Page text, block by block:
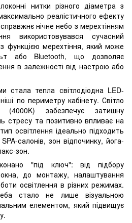
нитки різного діаметра з
реалістичного ефекту
нічне небо з мерехтінням
використовувався сучасний
функцією мерехтіння, який може
або Bluetooth, що дозволяє
в залежності від настрою або
стала тепла світлодіодна LED-
по периметру кабінету. Світло
(4000K) забезпечує затишну
стресу та позитивно впливає на
освітлення ідеально підходить
салонів, зон відпочинку, йога-
зон.
"під ключ": від підбору
до монтажу, налаштування
освітлення в різних режимах.
стало не лише візуальною
елементом, який підвищує